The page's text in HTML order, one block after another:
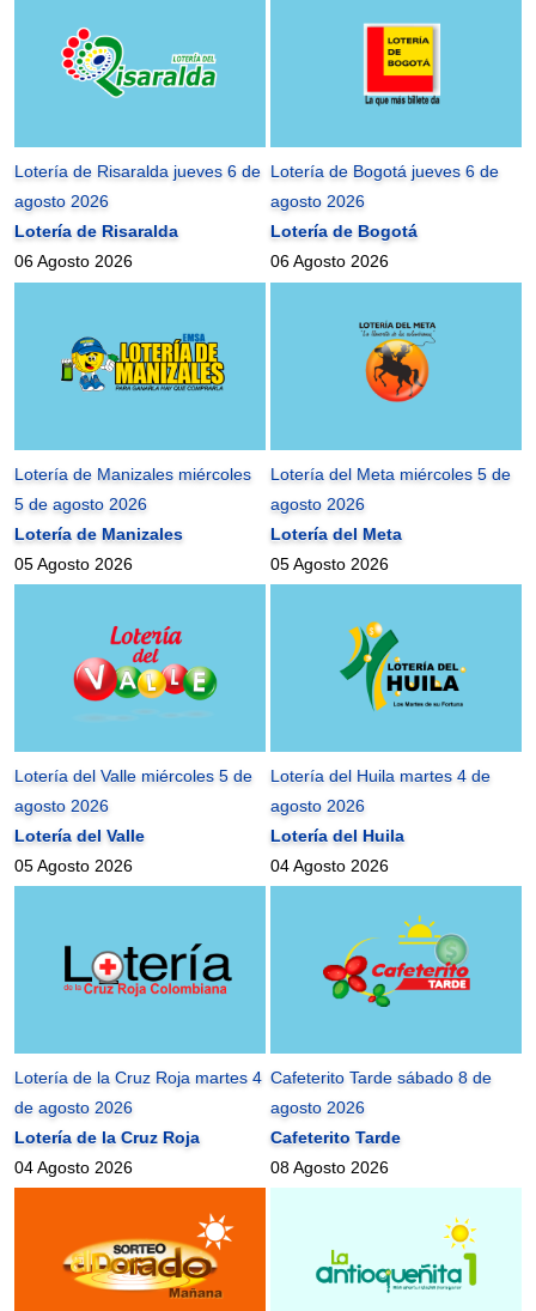
Lotería de Risaralda jueves 6 de
agosto 2026
Lotería de Risaralda
06 Agosto 2026
Lotería de Bogotá jueves 6 de
agosto 2026
Lotería de Bogotá
06 Agosto 2026
Lotería de Manizales miércoles
5 de agosto 2026
Lotería de Manizales
05 Agosto 2026
Lotería del Meta miércoles 5 de
agosto 2026
Lotería del Meta
05 Agosto 2026
Lotería del Valle miércoles 5 de
agosto 2026
Lotería del Valle
05 Agosto 2026
Lotería del Huila martes 4 de
agosto 2026
Lotería del Huila
04 Agosto 2026
Lotería de la Cruz Roja martes 4
de agosto 2026
Lotería de la Cruz Roja
04 Agosto 2026
Cafeterito Tarde sábado 8 de
agosto 2026
Cafeterito Tarde
08 Agosto 2026